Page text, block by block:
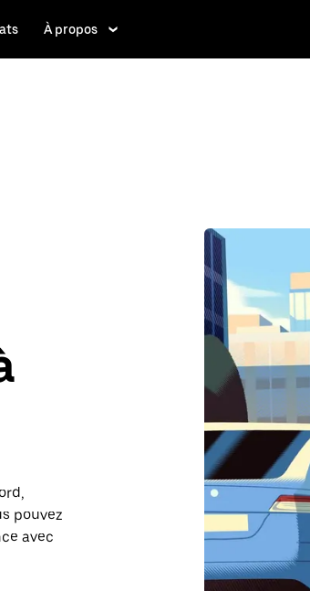
À propos
pouvez
avec